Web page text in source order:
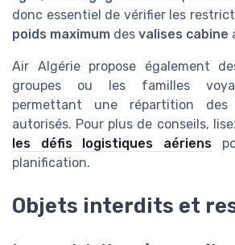
donc essentiel de vérifier les
poids maximum des valises cabine
Air Algérie propose également
groupes ou les familles
permettant une répartition des
autorisés. Pour plus de conseils,
les défis logistiques aériens
planification.
Objets interdits et